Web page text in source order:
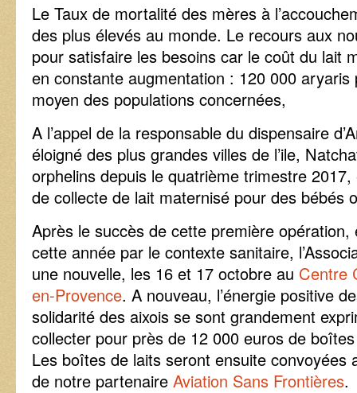
Le Taux de mortalité des mères à
des plus élevés au monde. Le recours aux
pour satisfaire les besoins car le coût du lait
en constante augmentation : 120 000
moyen des populations concernées,
A l’appel de la responsable du dispensaire
éloigné des plus grandes villes de l’ile,
orphelins depuis le quatrième trimestre
de collecte de lait maternisé pour des bébés
Après le succès de cette première
cette année par le contexte sanitaire,
une nouvelle, les 16 et 17 octobre au Centre
en-Provence. A nouveau, l’énergie positive
solidarité des aixois se sont grandement
collecter pour près de 12 000 euros de
Les boîtes de laits seront ensuite convoyées
de notre partenaire Aviation Sans Frontières.